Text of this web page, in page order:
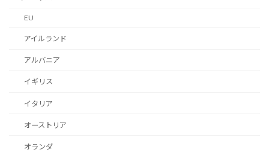
EU
アイルランド
アルバニア
イギリス
イタリア
オーストリア
オランダ